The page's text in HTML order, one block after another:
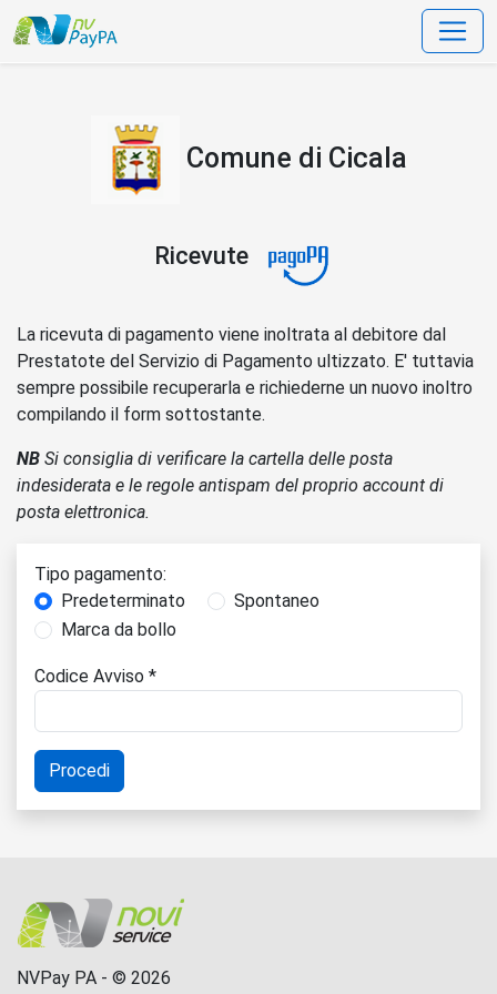
data-bs-toggle=
Comune di Cicala
Ricevute
La ricevuta di pagamento viene inoltrata al debitore dal
Prestatote del Servizio di Pagamento ultizzato. E' tuttavia
sempre possibile recuperarla e richiederne un nuovo inoltro
compilando il form sottostante.
NB Si consiglia di verificare la cartella delle posta
indesiderata e le regole antispam del proprio account di
posta elettronica.
Tipo pagamento:
Predeterminato
Spontaneo
Marca da bollo
Codice Avviso *
NVPay PA - © 2026